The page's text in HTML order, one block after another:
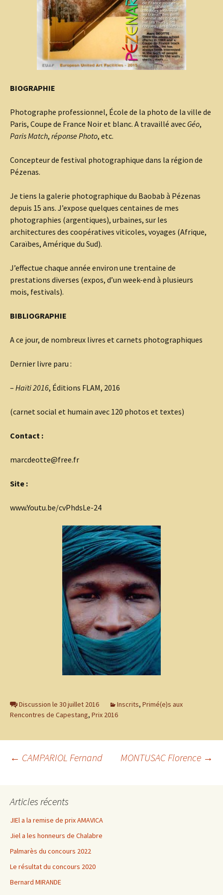
BIOGRAPHIE
Photographe professionnel, École de la photo de la ville de
Paris, Coupe de France Noir et blanc. A travaillé avec Géo,
Paris Match, réponse Photo, etc.
Concepteur de festival photographique dans la région de
Pézenas.
Je tiens la galerie photographique du Baobab à Pézenas
depuis 15 ans. J’expose quelques centaines de mes
photographies (argentiques), urbaines, sur les
architectures des coopératives viticoles, voyages (Afrique,
Caraïbes, Amérique du Sud).
J’effectue chaque année environ une trentaine de
prestations diverses (expos, d’un week-end à plusieurs
mois, festivals).
BIBLIOGRAPHIE
A ce jour, de nombreux livres et carnets photographiques
Dernier livre paru :
– Haïti 2016, Éditions FLAM, 2016
(carnet social et humain avec 120 photos et textes)
Contact :
marcdeotte@free.fr
Site :
www.Youtu.be/cvPhdsLe-24
Discussion le 30 juillet 2016 Inscrits, Primé(e)s aux
Rencontres de Capestang, Prix 2016
Navigation
des
articles
← CAMPARIOL Fernand MONTUSAC Florence →
Articles récents
JIEl a la remise de prix AMAVICA
Jiel a les honneurs de Chalabre
Palmarès du concours 2022
Le résultat du concours 2020
Bernard MIRANDE